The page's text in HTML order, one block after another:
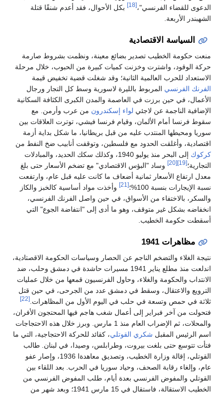
الدعوى للقضاء الفرنسي"،[18]
بكل الأحوال، فقد أعدم شنقًا قتلة
الشهبندر الأربعة.
السياسة الاقتصادية
منعت حكومة الخطيب تصدير بضائع معينة، ونظمت بشروط صارمة
حركة الوقود، واشترت وخزنت كميات كبيرة من الحبوب، خلال مرحلة
الاستعداد للحرب العالمية الثانية؛ وقد شغلت قضية تخفيض قيمة
الفرنك الفرنسي المربوط بالليرة لاسورية وسط كل التجار ورجال
الأعمال، في حين برزت في العاصمة والمدن الكبرى الكثافة السكانية
الإضافية الناجمة عن لاجئي لواء إسكندرون من عرب وأرمن. مع
سقوط فرنسا أمام الألمان، وقيام فرنسا فيشي، توترت العلاقات بين
سوريا ومحيطها المنتدب عليه من قبل بريطانيا، ما شكل بداية أزمة
اقتصادية، وأغلقت الحدود مع فلسطين، وتوقفت أنابيب ضخ النفط من
كركوك
إلى البحر منذ يوليو 1940، وكذلك سكك الحديد، والمبادلات
التجارية؛[19]
[20]
وساد "البؤس الاقتصادي" مع تضخم الأسعار حتى بلغ
معدل ارتفاع الأسعار ثمانية أضعاف ما كانت عليه قبل عام، وارتفعت
نسبة الإيجارات بنسبة 100%؛
[21]
وأخذت مواد أساسية كالخبز والكاز
والسكر، بالاختفاء من الأسواق، في حين واصل الفرنك الفرنسي،
انخفاضه بشكل غير متوقف، وهو ما أدى إلى "انتفاضة الجوع" التي
أسقطت حكومة الخطيب.
مظاهرات 1941
نتيجة الغلاء والتضخم الناجم عن الحصار وسياسات الحكومة الاقصتادية،
اندلعت منذ مطلع يناير 1941 مسيرات حاشدة في دمشق وحلب، ضد
الانتداب والحكومة والغلاء، وحاول الفرنسيون قمعها من خلال عمليات
الترويع والاعتقال، وسقط في دمشق عدد من الجرحى، في حين قتل
ثلاثة في حمص وتسعة في حلب في اليوم الأول من المظاهرات. [22]
فتحولت من آخر فبراير إلى أعمال شغب هاجم فيها المحتجون الأفران،
والمحلات، ثم الإضراب العام منذ 1 مارس. وبرز خلال هذه الاحتجاجات
اسم الرئيس المقبل شكري القوتلي، كقائد للحركة الاحتجاجية، التي ما
فتأت تتوسع حتى بلغت بيروت، وطرابلس، وصيدا، في لبنان. طالب
القوتلي، إقالة وزارة الخطيب، وتصديق معاهدةا 1936، وإصار عفو
عام، وإلغاء رقابة الصحف، وحياد سوريا في الحرب. بعد اللقاء بين
القوتلي والمفوض الفرنسي بعدة أيام، طلب المفوض الفرنسي من
الخطيب الاستقالة، فاستقال في 15 مارس 1941؛ وبعد شهر من